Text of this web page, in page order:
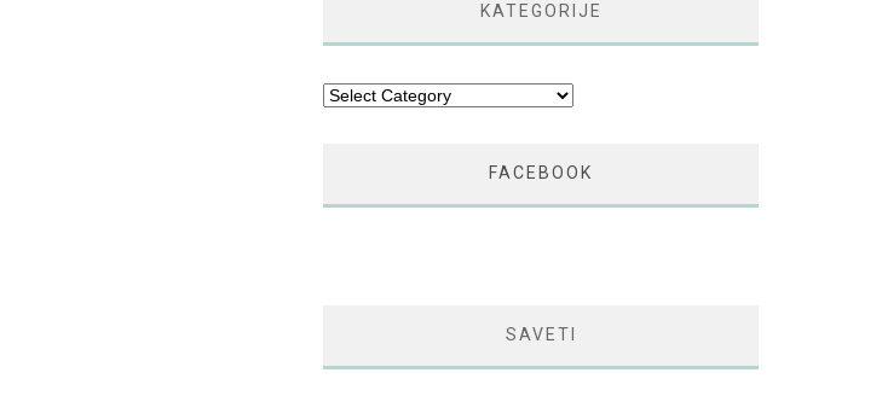
KATEGORIJE
Kategorije
FACEBOOK
SAVETI